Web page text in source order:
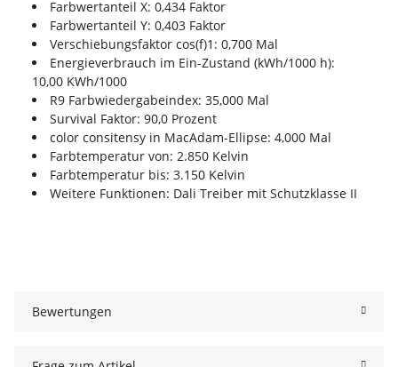
Farbwertanteil X: 0,434 Faktor
Farbwertanteil Y: 0,403 Faktor
Verschiebungsfaktor cos(f)1: 0,700 Mal
Energieverbrauch im Ein-Zustand (kWh/1000 h):
10,00 KWh/1000
R9 Farbwiedergabeindex: 35,000 Mal
Survival Faktor: 90,0 Prozent
color consitensy in MacAdam-Ellipse: 4,000 Mal
Farbtemperatur von: 2.850 Kelvin
Farbtemperatur bis: 3.150 Kelvin
Weitere Funktionen: Dali Treiber mit Schutzklasse II
Bewertungen